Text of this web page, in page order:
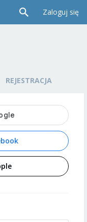
Zaloguj się
REJESTRACJA